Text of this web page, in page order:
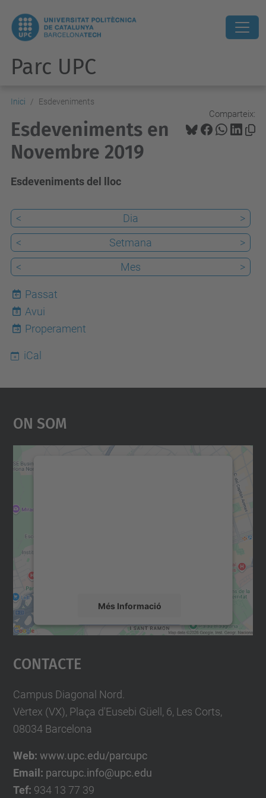
Parc UPC
Inici Esdeveniments
Comparteix:
Esdeveniments en
Novembre 2019
Esdeveniments del lloc
< Dia
>
<
Setmana
>
<
Mes >
Passat
8
Avui
Properament
iCal
On Som
Més Informació
Accepta
powered by
Contacte
Campus Diagonal Nord.
Vèrtex (VX), Plaça d'Eusebi Güell, 6, Les Corts,
08034 Barcelona
Web: www.upc.edu/parcupc
Email: parcupc.info@upc.edu
Tef: 934 13 77 39